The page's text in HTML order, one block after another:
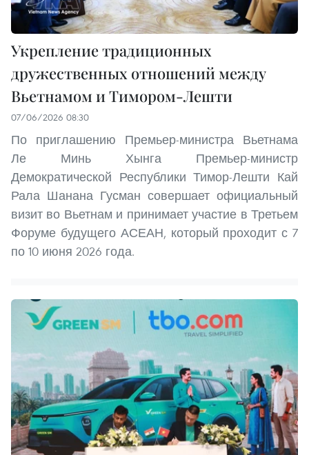
Укрепление традиционных
дружественных отношений между
Вьетнамом и Тимором-Лешти
07/06/2026 08:30
По приглашению Премьер-министра Вьетнама
Ле Минь Хынга Премьер-министр
Демократической Республики Тимор-Лешти Кай
Рала Шанана Гусман совершает официальный
визит во Вьетнам и принимает участие в Третьем
Форуме будущего АСЕАН, который проходит с 7
по 10 июня 2026 года.